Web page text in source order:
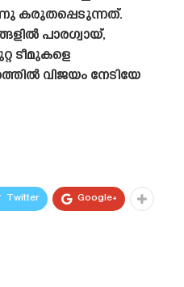
കരുതപ്പെടുന്നത്.
പാരഗ്വായ്,
ടീമുകളെ
വിജയം നേടിയേ
Twitter Google+